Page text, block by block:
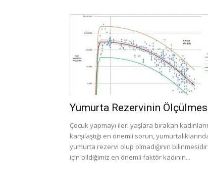
Yumurta Rezervinin
Çocuk yapmayı ileri yaşlara bırakan
karşılaştığı en önemli sorun,
yumurta rezervi olup olmadığının
için bildiğimiz en önemli faktör kadının...